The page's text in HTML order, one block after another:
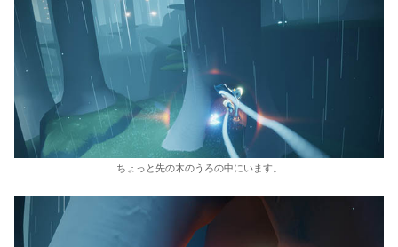
ちょっと先の木のうろの中にいます。